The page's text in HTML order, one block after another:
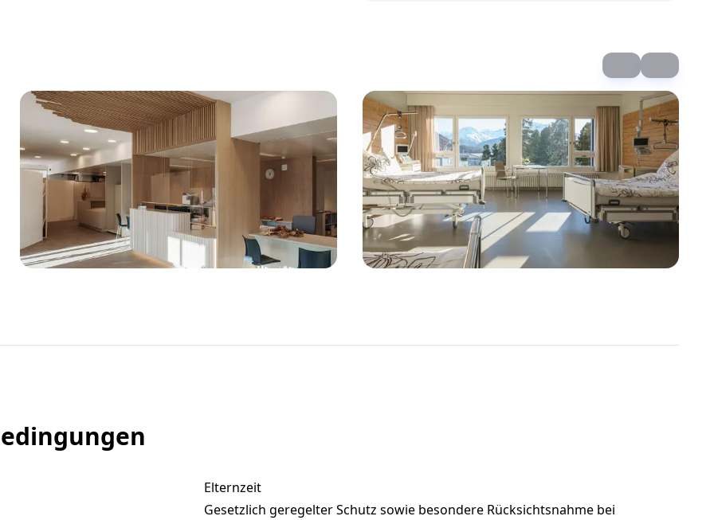
Elternzeit
Gesetzlich geregelter Schutz sowie besondere Rücksichtsnahme bei